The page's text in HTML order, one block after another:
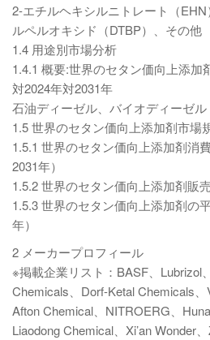
2-エチルヘキシルニトレート（
ルペルオキシド（DTBP）、その他
1.4 用途別市場分析
1.4.1 概要:世界のセタン価向上添加
対2024年対2031年
石油ディーゼル、バイオディーゼル
1.5 世界のセタン価向上添加剤市場
1.5.1 世界のセタン価向上添加剤消
2031年）
1.5.2 世界のセタン価向上添加剤販
1.5.3 世界のセタン価向上添加剤の
年）
2 メーカープロフィール
※掲載企業リスト：BASF、Lubrizol
Chemicals、Dorf-Ketal Chemicals、
Afton Chemical、NITROERG、
Liaodong Chemical、Xi’an Wonder